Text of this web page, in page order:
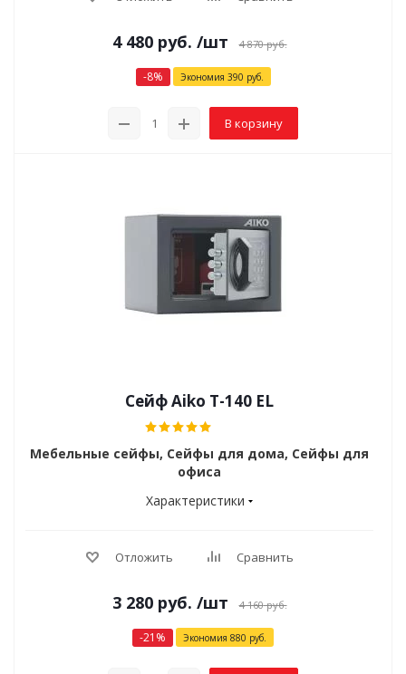
4 480руб. /шт 4 870руб.
-8% Экономия 390 руб.
В корзину
Сейф Aiko T-140 EL
Мебельные сейфы, Сейфы для дома, Сейфы для
офиса
Характеристики
Отложить Сравнить
3 280руб. /шт 4 160руб.
-21 % Экономия 880 руб.